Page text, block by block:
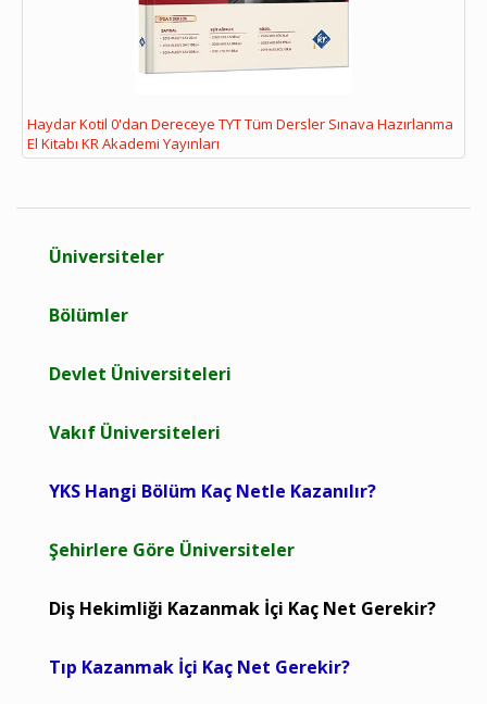
Haydar Kotil 0'dan Dereceye TYT Tüm Dersler Sınava Hazırlanma
El Kitabı KR Akademi Yayınları
Üniversiteler
Bölümler
Devlet Üniversiteleri
Vakıf Üniversiteleri
YKS Hangi Bölüm Kaç Netle Kazanılır?
Şehirlere Göre Üniversiteler
Diş Hekimliği Kazanmak İçi Kaç Net Gerekir?
Tıp Kazanmak İçi Kaç Net Gerekir?